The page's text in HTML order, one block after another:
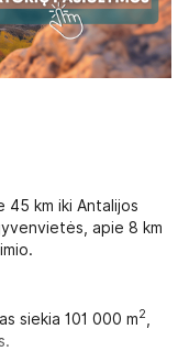
45 km iki Antalijos
apie 8 km
siekia 101 000 m2